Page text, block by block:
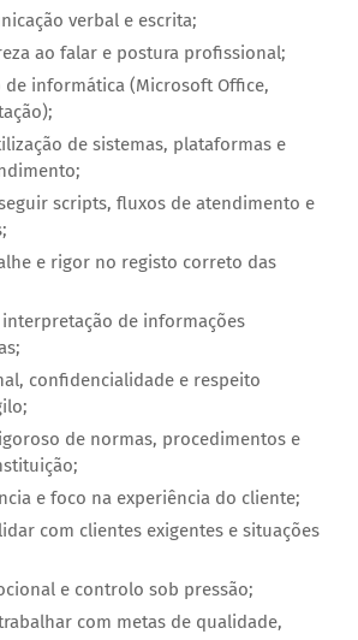
verbal e escrita;
ao falar e postura profissional;
de informática (Microsoft Office,
de sistemas, plataformas e
scripts, fluxos de atendimento e
e rigor no registo correto das
interpretação de informações
confidencialidade e respeito
de normas, procedimentos e
e foco na experiência do cliente;
com clientes exigentes e situações
e controlo sob pressão;
com metas de qualidade,